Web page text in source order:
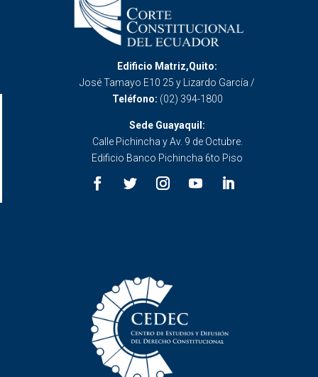
Edificio Matriz,Quito:
José Tamayo E10 25 y Lizardo García /
Teléfono: (02) 394-1800
Sede Guayaquil:
Calle Pichincha y Av. 9 de Octubre.
Edificio Banco Pichincha 6to Piso